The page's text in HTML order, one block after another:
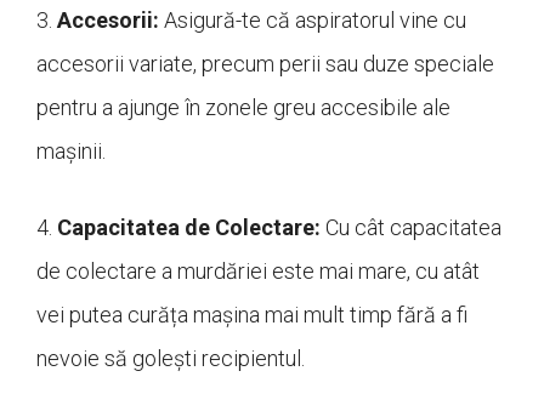
3. Accesorii: Asigură-te că aspiratorul vine cu
accesorii variate, precum perii sau duze speciale
pentru a ajunge în zonele greu accesibile ale
mașinii.
4. Capacitatea de Colectare: Cu cât capacitatea
de colectare a murdăriei este mai mare, cu atât
vei putea curăța mașina mai mult timp fără a fi
nevoie să golești recipientul.